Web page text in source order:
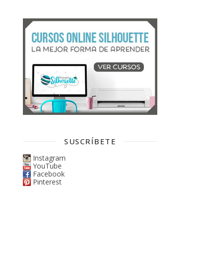
SUSCRÍBETE
Instagram
YouTube
Facebook
Pinterest